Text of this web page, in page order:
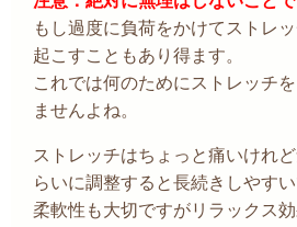
もし過度に負荷をかけてストレ
起こすこともあり得ます。
これでは何のためにストレッチ
ませんよね。
ストレッチはちょっと痛いけれ
らいに調整すると長続きしやすい
柔軟性も大切ですがリラックス